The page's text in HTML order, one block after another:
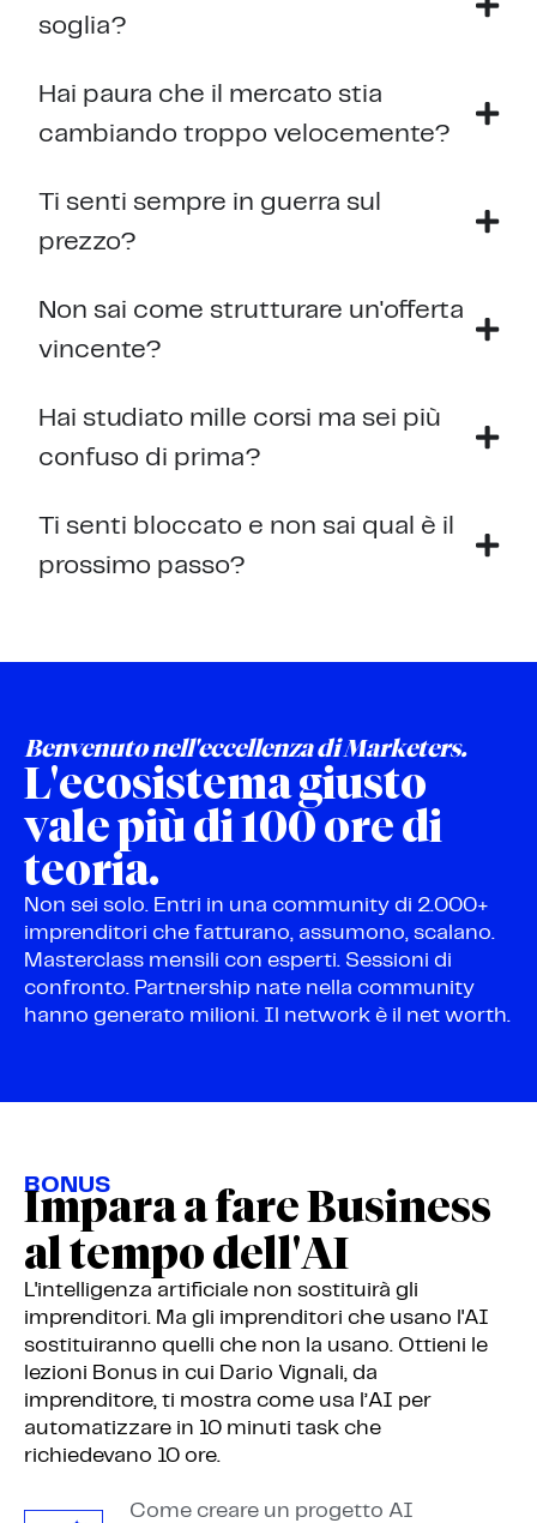
soglia?
Hai paura che il mercato stia
cambiando troppo velocemente?
Ti senti sempre in guerra sul
prezzo?
Non sai come strutturare un'offerta
vincente?
Hai studiato mille corsi ma sei più
confuso di prima?
Ti senti bloccato e non sai qual è il
prossimo passo?
Benvenuto nell'eccellenza di Marketers.
L'ecosistema giusto
vale più di 100 ore di
teoria.
Non sei solo. Entri in una community di 2.000+
imprenditori che fatturano, assumono, scalano.
Masterclass mensili con esperti. Sessioni di
confronto. Partnership nate nella community
hanno generato milioni. Il network è il net worth.
BONUS
Impara a fare Business
al tempo dell'AI
L'intelligenza artificiale non sostituirà gli
imprenditori. Ma gli imprenditori che usano l'AI
sostituiranno quelli che non la usano. Ottieni le
lezioni Bonus in cui Dario Vignali, da
imprenditore, ti mostra come usa l’AI per
automatizzare in 10 minuti task che
richiedevano 10 ore.
Come creare un progetto AI